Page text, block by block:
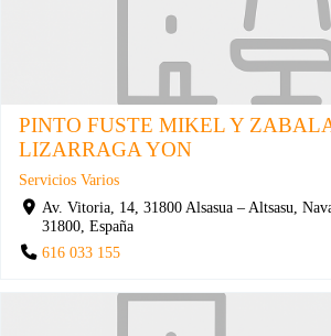
PINTO FUSTE MIKEL Y
LIZARRAGA YON
Servicios Varios
Av. Vitoria, 14, 31800 Alsasua – Altsasu,
31800, España
616 033 155